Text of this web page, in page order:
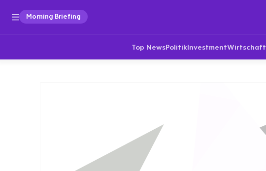
Morning Briefing
Top NewsPolitikInvestmentWirtschaft